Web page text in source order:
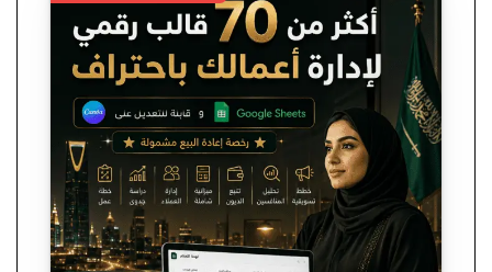
الأصلي
هو:
ر.س 199,00.